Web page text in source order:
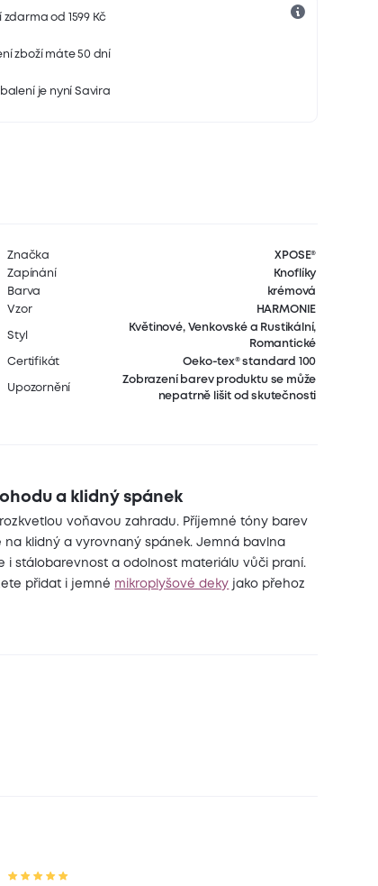
zdarma od 1599 Kč
zboží máte 50 dní
je nyní Savira
Značka
XPOSE®
Zapínání
Knoflíky
Barva
krémová
Vzor
HARMONIE
Styl
Květinové, Venkovské a Rustikální,
Romantické
Certifikát
Oeko-tex® standard 100
Upozornění
Zobrazení barev produktu se může
nepatrně lišit od skutečnosti
a klidný spánek
voňavou zahradu. Příjemné tóny barev
klidný a vyrovnaný spánek. Jemná bavlna
i stálobarevnost a odolnost materiálu vůči praní.
přidat i jemné mikroplyšové deky jako přehoz